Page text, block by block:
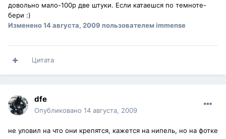
довольно мало-100р две штуки. Если катаешся по темноте-
бери :)
Изменено14 августа, 2009 пользователем immense
Цитата
dfe
Опубликовано 14 августа, 2009
не уловил на что они крепятся, кажется на нипель, но на фотке